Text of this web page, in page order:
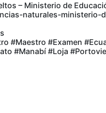
– Ministerio de
naturales-ministerio-
#Maestro #Examen
#Manabí #Loja